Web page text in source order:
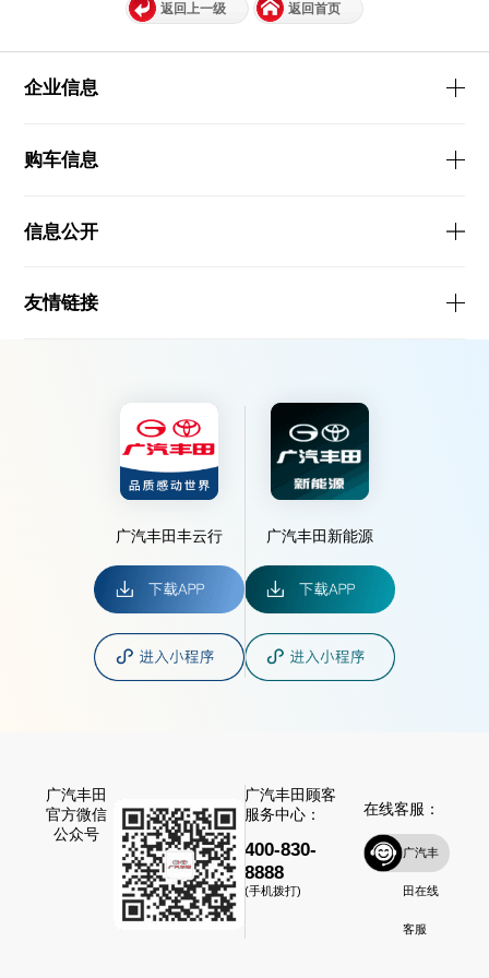
返回上一级 返回首页
企业信息
购车信息
信息公开
友情链接
广汽丰田丰云行 广汽丰田新能源
广汽丰田
官方微信
公众号
广汽丰田顾客
服务中心：
400-830-
8888
(手机拨打)
在线客服：
广汽丰
田在线
客服